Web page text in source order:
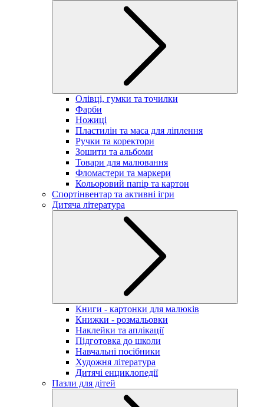
Олівці, гумки та точилки
Фарби
Ножиці
Пластилін та маса для ліплення
Ручки та коректори
Зошити та альбоми
Товари для малювання
Фломастери та маркери
Кольоровий папір та картон
Спортінвентар та активні ігри
Дитяча література
Книги - картонки для малюків
Книжки - розмальовки
Наклейки та аплікації
Підготовка до школи
Навчальні посібники
Художня література
Дитячі енциклопедії
Пазли для дітей